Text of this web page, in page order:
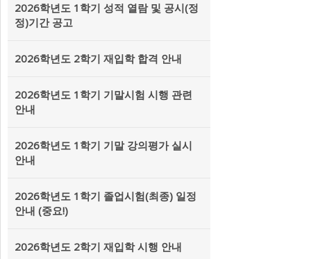
2026학년도 1학기 성적 열람 및 공시(정
정)기간 공고
2026학년도 2학기 재입학 합격 안내
2026학년도 1학기 기말시험 시행 관련
안내
2026학년도 1학기 기말 강의평가 실시
안내
2026학년도 1학기 졸업시험(최종) 일정
안내 (중요!)
2026학년도 2학기 재입학 시행 안내